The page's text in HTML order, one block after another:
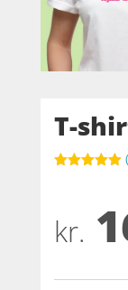
T-
baseret på
kundebedøm
melser
(
kr.